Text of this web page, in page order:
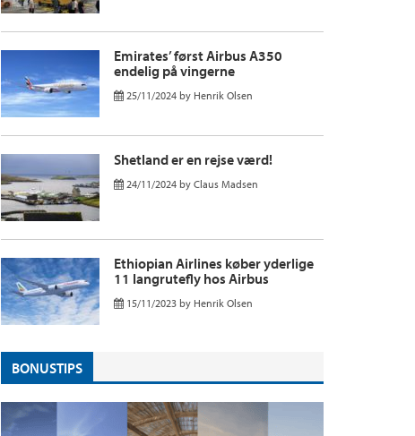
Emirates’ først Airbus A350
endelig på vingerne
25/11/2024 by Henrik Olsen
Shetland er en rejse værd!
24/11/2024 by Claus Madsen
Ethiopian Airlines køber yderlige
11 langrutefly hos Airbus
15/11/2023 by Henrik Olsen
BONUSTIPS